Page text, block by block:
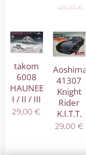
49,00€
takom
6008
HAUNEBU
I / II / III
29,00 €
Aoshima
41307
Knight
Rider
K.I.T.T.
29,00€